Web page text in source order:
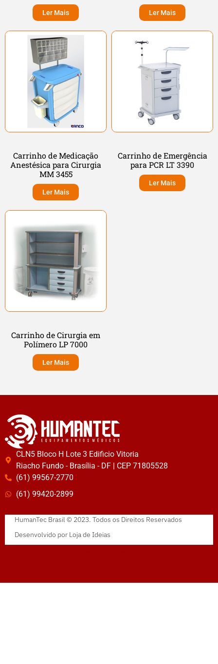
Ler Mais Ler Mais
Carrinho de Medicação
Anestésica para Cirurgia
MM 3455
Ler Mais
Carrinho de Emergência
para PCR LT 3390
Ler Mais
Carrinho de Cirurgia em
Polímero LP 7000
Ler Mais
CLN5 Bloco H Lote 3 Edificio Vitoria
Riacho Fundo - Brasília - DF | CEP 71805528
(61) 99567-2770
(61) 99420-2899
HumanTec Brasil © 2023. Todos os Direitos Reservados
Desenvolvido por Loja de Ideias